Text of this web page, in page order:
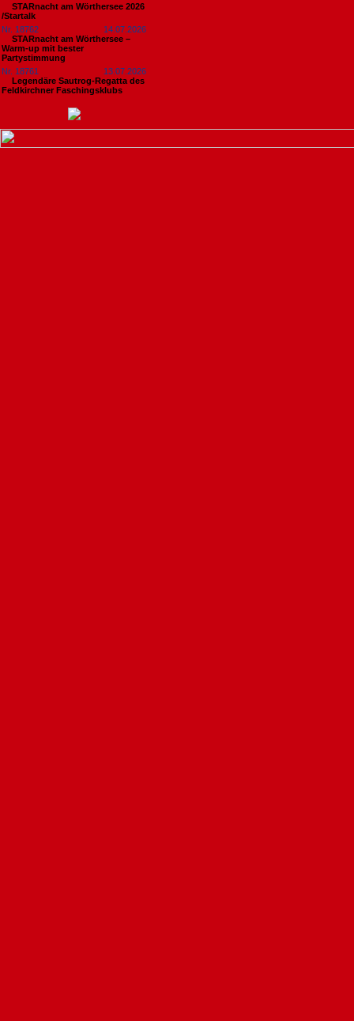
STARnacht am Wörthersee 2026
/Startalk
Nr. 18762
14.07.2026
STARnacht am Wörthersee –
Warm-up mit bester
Partystimmung
Nr. 18761
13.07.2026
Legendäre Sautrog-Regatta des
Feldkirchner Faschingsklubs